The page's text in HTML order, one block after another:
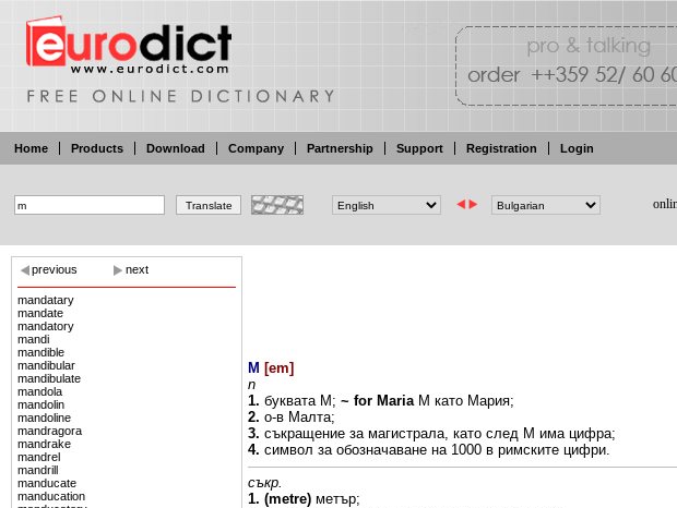
Home Products Download Company Partnership Support Registration Login
previous next
mandatary
mandate
mandatory
mandi
mandible
mandibular
mandibulate
mandola
mandolin
mandoline
mandragora
mandrake
mandrel
mandrill
manducate
manducation
M [em]
n
1. буквата М; ~ for Maria М като Мария;
2. о-в Малта;
3. съкращение за магистрала, като след М има цифра;
4. символ за обозначаване на 1000 в римските цифри.
съкр.
1. (metre) метър;